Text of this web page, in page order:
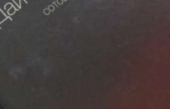
в Волгограде: девушка
женщину с ножом